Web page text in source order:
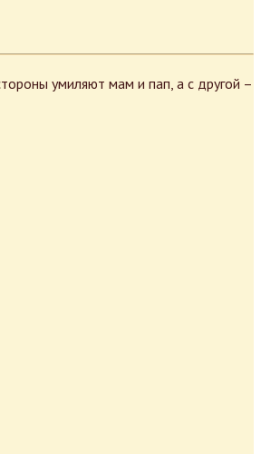
умиляют мам и пап, а с другой –